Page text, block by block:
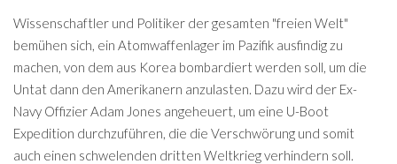
Wissenschaftler und Politiker der gesamten "freien Welt"
bemühen sich, ein Atomwaffenlager im Pazifik ausfindig zu
machen, von dem aus Korea bombardiert werden soll, um die
Untat dann den Amerikanern anzulasten. Dazu wird der Ex-
Navy Offizier Adam Jones angeheuert, um eine U-Boot
Expedition durchzuführen, die die Verschwörung und somit
auch einen schwelenden dritten Weltkrieg verhindern soll.